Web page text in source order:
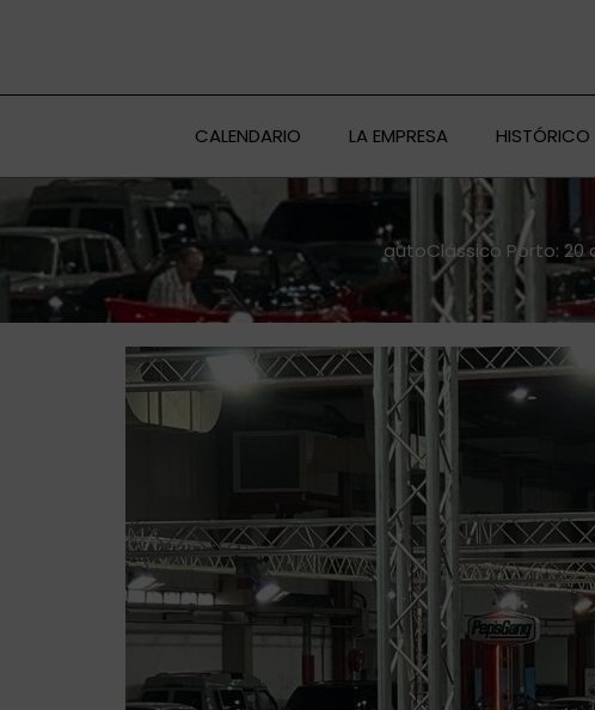
CALENDARIO LA EMPRESA HISTÓRICO
autoClássico Porto: 20